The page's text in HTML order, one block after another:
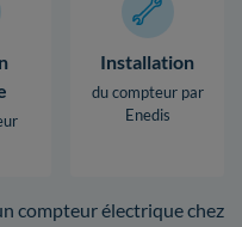
Installation
du compteur par
Enedis
compteur électrique chez